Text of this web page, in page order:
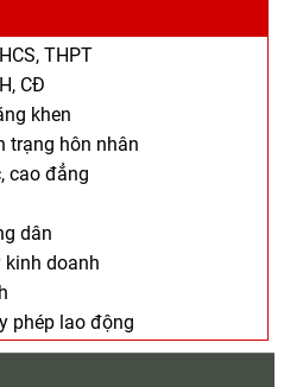
THPT
CĐ
khen
trạng hôn nhân
cao đẳng
dân
kinh doanh
phép lao động